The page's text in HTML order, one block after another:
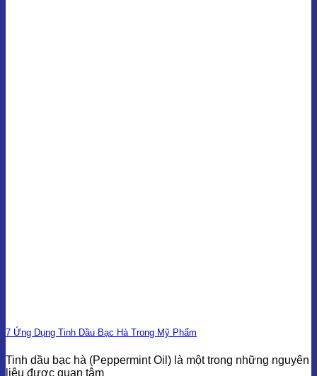
7 Ứng Dụng Tinh Dầu Bạc Hà Trong Mỹ Phẩm
Tinh dầu bạc hà (Peppermint Oil) là một trong những nguyên
liệu được quan tâm